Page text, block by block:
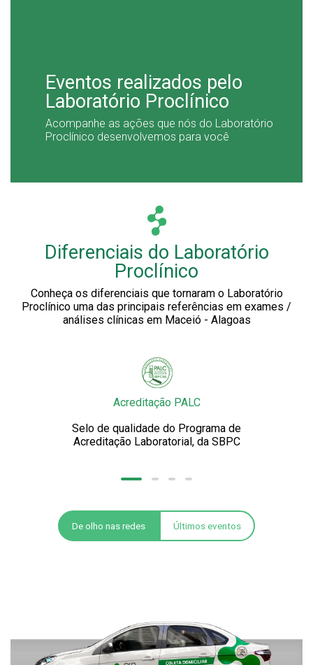
Eventos realizados pelo
Laboratório Proclínico
Acompanhe as ações que nós do Laboratório
Proclínico desenvolvemos para você
Diferenciais do Laboratório
Proclínico
Conheça os diferenciais que tornaram o Laboratório
Proclínico uma das principais referências em exames /
análises clínicas em Maceió - Alagoas
Acreditação PALC
Selo de qualidade do Programa de
Acreditação Laboratorial, da SBPC
De olho nas redes Últimos eventos